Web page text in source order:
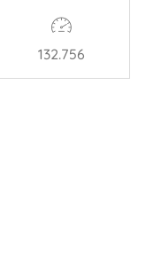
132.756